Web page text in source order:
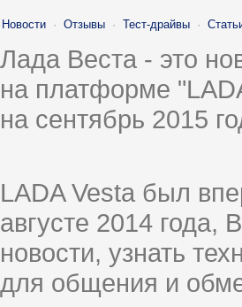
Новости · Отзывы · Тест-драйвы ·
Лада Веста - это
на платформе
на сентябрь 2015
LADA Vesta был
августе 2014 года,
новости, узнать
для общения и